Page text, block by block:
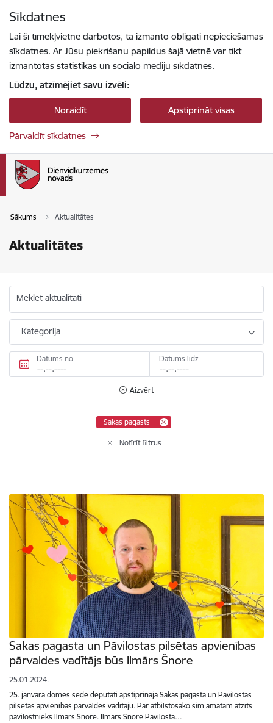
Sīkdatnes
Lai šī tīmekļvietne darbotos, tā izmanto obligāti nepieciešamās
sīkdatnes. Ar Jūsu piekrišanu papildus šajā vietnē var tikt
izmantotas statistikas un sociālo mediju sīkdatnes.
Lūdzu, atzīmējiet savu izvēli:
Noraidīt Apstiprināt visas
Pārvaldīt sīkdatnes
Sākums Aktualitātes
Aktualitātes
Meklēt aktualitāti
Kategorija
Datums no Datums līdz
Aizvērt
Sakas pagasts
Notīrīt filtrus
Sakas pagasta un Pāvilostas pilsētas apvienības
pārvaldes vadītājs būs Ilmārs Šnore
25.01.2024.
25. janvāra domes sēdē deputāti apstiprināja Sakas pagasta un Pāvilostas
pilsētas apvienības pārvaldes vadītāju. Par atbilstošāko šim amatam atzīts
pāvilostnieks Ilmārs Šnore. Ilmārs Šnore Pāvilostā…